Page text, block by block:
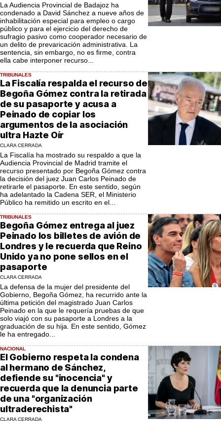
La Audiencia Provincial de Badajoz ha
condenado a David Sánchez a nueve años de
inhabilitación especial para empleo o cargo
público y para el ejercicio del derecho de
sufragio pasivo como cooperador necesario de
un delito de prevaricación administrativa. La
sentencia, sin embargo, no es firme, contra
ella cabe interponer recurso...
TRIBUNALES
La Fiscalía respalda el recurso de
Begoña Gómez contra la retirada
de su pasaporte y acusa a
Peinado de copiar los
argumentos de la asociación
ultra Hazte Oír
CLARA CERRADA
La Fiscalía ha mostrado su respaldo a que la
Audiencia Provincial de Madrid tramite el
recurso presentado por Begoña Gómez contra
la decisión del juez Juan Carlos Peinado de
retirarle el pasaporte. En este sentido, según
ha adelantado la Cadena SER, el Ministerio
Público ha remitido un escrito en el...
TRIBUNALES
Begoña Gómez entrega al juez
Peinado los billetes de avión de
Londres y le recuerda que Reino
Unido ya no pone sellos en el
pasaporte
CLARA CERRADA
La defensa de la mujer del presidente del
Gobierno, Begoña Gómez, ha recurrido ante la
última petición del magistrado Juan Carlos
Peinado en la que le requería pruebas de que
solo viajó con su pasaporte a Londres a la
graduación de su hija. En este sentido, Gómez
le ha entregado...
NACIONAL
El Gobierno respeta la condena
al hermano de Sánchez,
defiende su "inocencia" y
recuerda que la denuncia parte
de una "organización
ultraderechista"
CLARA CERRADA